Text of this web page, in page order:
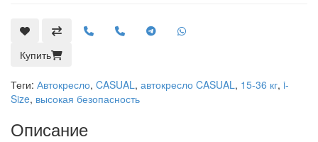
Купить
Теги: Автокресло, CASUAL, автокресло CASUAL, 15-36 кг, i-
Size, высокая безопасность
Описание